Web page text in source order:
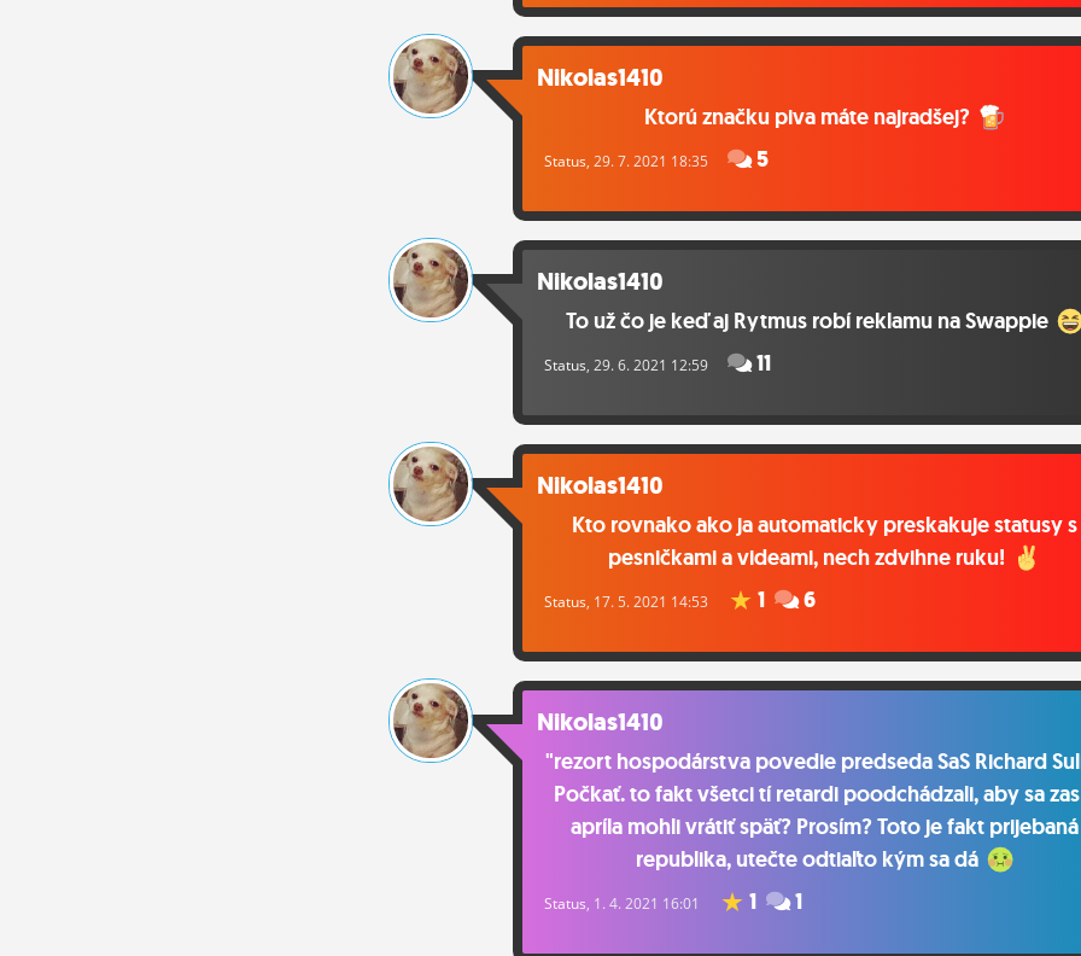
Nikolas1410
Ktorú značku piva máte najradšej?
Status, 29. 7. 2021 18:35 5
Nikolas1410
To už čo je keď aj Rytmus robí reklamu na Swappie
Status, 29. 6. 2021 12:59 11
Nikolas1410
Kto rovnako ako ja automaticky preskakuje statusy s
pesničkami a videami, nech zdvihne ruku!
Status, 17. 5. 2021 14:53 1 6
Nikolas1410
"rezort hospodárstva povedie predseda SaS Richard
Počkať. to fakt všetci tí retardi poodchádzali, aby sa zas
apríla mohli vrátiť späť? Prosím? Toto je fakt prijebaná
republika, utečte odtiaľto kým sa dá
Status, 1. 4. 2021 16:01 1 1